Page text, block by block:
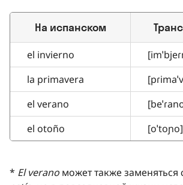
На испанском
el invierno
la primavera
el verano
el otoño
[oˈtoɲo]
* El verano может также